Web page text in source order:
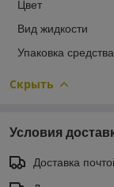
Цвет
Вид жидкости
Упаковка средства
Скрыть
Условия
Доставка